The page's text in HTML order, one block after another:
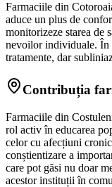
Farmaciile din
aduce un plus de
monitorizeze starea de
nevoilor individuale. În
tratamente, dar
Contribuția
Farmaciile din
rol activ în educarea
celor cu afecțiuni
conștientizare a
care pot găsi nu doar
acestor instituții în